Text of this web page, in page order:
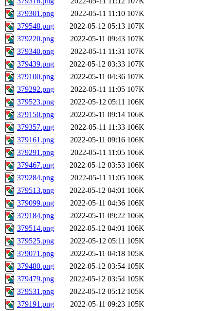
379301.png
2022-05-11 11:10 107K
379548.png
2022-05-12 05:13 107K
379220.png
2022-05-11 09:43 107K
379340.png
2022-05-11 11:31 107K
379439.png
2022-05-12 03:33 107K
379100.png
2022-05-11 04:36 107K
379292.png
2022-05-11 11:05 107K
379523.png
2022-05-12 05:11 106K
379150.png
2022-05-11 09:14 106K
379357.png
2022-05-11 11:33 106K
379161.png
2022-05-11 09:16 106K
379291.png
2022-05-11 11:05 106K
379467.png
2022-05-12 03:53 106K
379284.png
2022-05-11 11:05 106K
379513.png
2022-05-12 04:01 106K
379099.png
2022-05-11 04:36 106K
379184.png
2022-05-11 09:22 106K
379514.png
2022-05-12 04:01 106K
379525.png
2022-05-12 05:11 105K
379071.png
2022-05-11 04:18 105K
379480.png
2022-05-12 03:54 105K
379479.png
2022-05-12 03:54 105K
379531.png
2022-05-12 05:12 105K
379191.png
2022-05-11 09:23 105K